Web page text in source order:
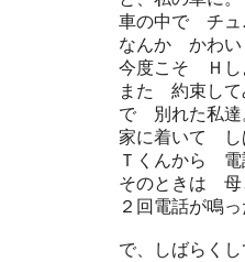
車の中で チュ
なんか かわい
今度こそ Ｈし
また 約束して
で 別れた私達
家に着いて し
Ｔくんから 電
そのときは 母
２回電話が鳴
で、しばらく